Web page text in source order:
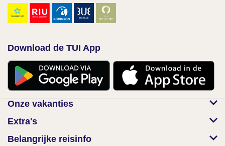
Download de TUI App
Onze vakanties
Extra's
Belangrijke reisinfo